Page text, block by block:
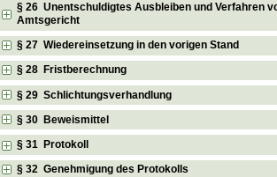
§ 26 Unentschuldigtes Ausbleiben und Verfahren
Amtsgericht
§ 27 Wiedereinsetzung in den vorigen Stand
§ 28 Fristberechnung
§ 29 Schlichtungsverhandlung
§ 30 Beweismittel
§ 31 Protokoll
§ 32 Genehmigung des Protokolls